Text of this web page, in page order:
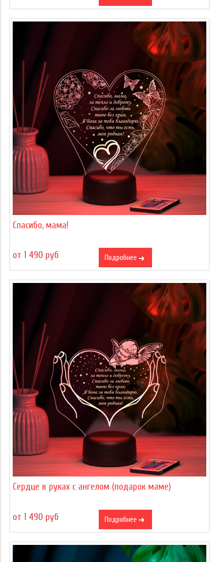
Спасибо, мама!
от 1 490 руб Подробнее
Сердце в руках с ангелом (подарок маме)
от 1 490 руб Подробнее